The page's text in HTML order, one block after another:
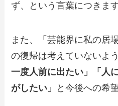
ず、という言葉につきま
また、「芸能界に私の居
の復帰は考えていないよ
一度人前に出たい」「人
がしたい」
と今後への希